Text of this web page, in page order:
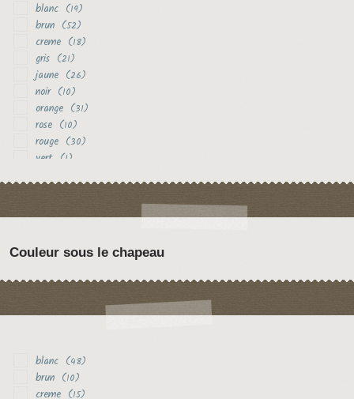
blanc (19)
brun (52)
creme (18)
gris (21)
jaune (26)
noir (10)
orange (31)
rose (10)
rouge (30)
vert (1)
Couleur sous le chapeau
blanc (48)
brun (10)
creme (15)